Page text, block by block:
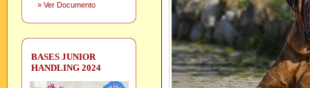
» Ver Documento
BASES JUNIOR
HANDLING 2024